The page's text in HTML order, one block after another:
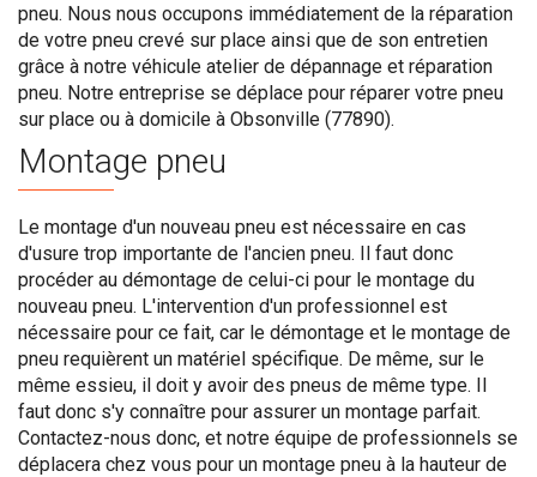
pneu. Nous nous occupons immédiatement de la réparation
de votre pneu crevé sur place ainsi que de son entretien
grâce à notre véhicule atelier de dépannage et réparation
pneu. Notre entreprise se déplace pour réparer votre pneu
sur place ou à domicile à Obsonville (77890).
Montage pneu
Le montage d'un nouveau pneu est nécessaire en cas
d'usure trop importante de l'ancien pneu. Il faut donc
procéder au démontage de celui-ci pour le montage du
nouveau pneu. L'intervention d'un professionnel est
nécessaire pour ce fait, car le démontage et le montage de
pneu requièrent un matériel spécifique. De même, sur le
même essieu, il doit y avoir des pneus de même type. Il
faut donc s'y connaître pour assurer un montage parfait.
Contactez-nous donc, et notre équipe de professionnels se
déplacera chez vous pour un montage pneu à la hauteur de